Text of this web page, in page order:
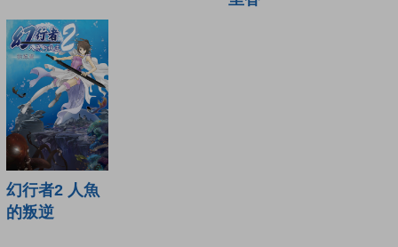
幻行者2 人魚
的叛逆